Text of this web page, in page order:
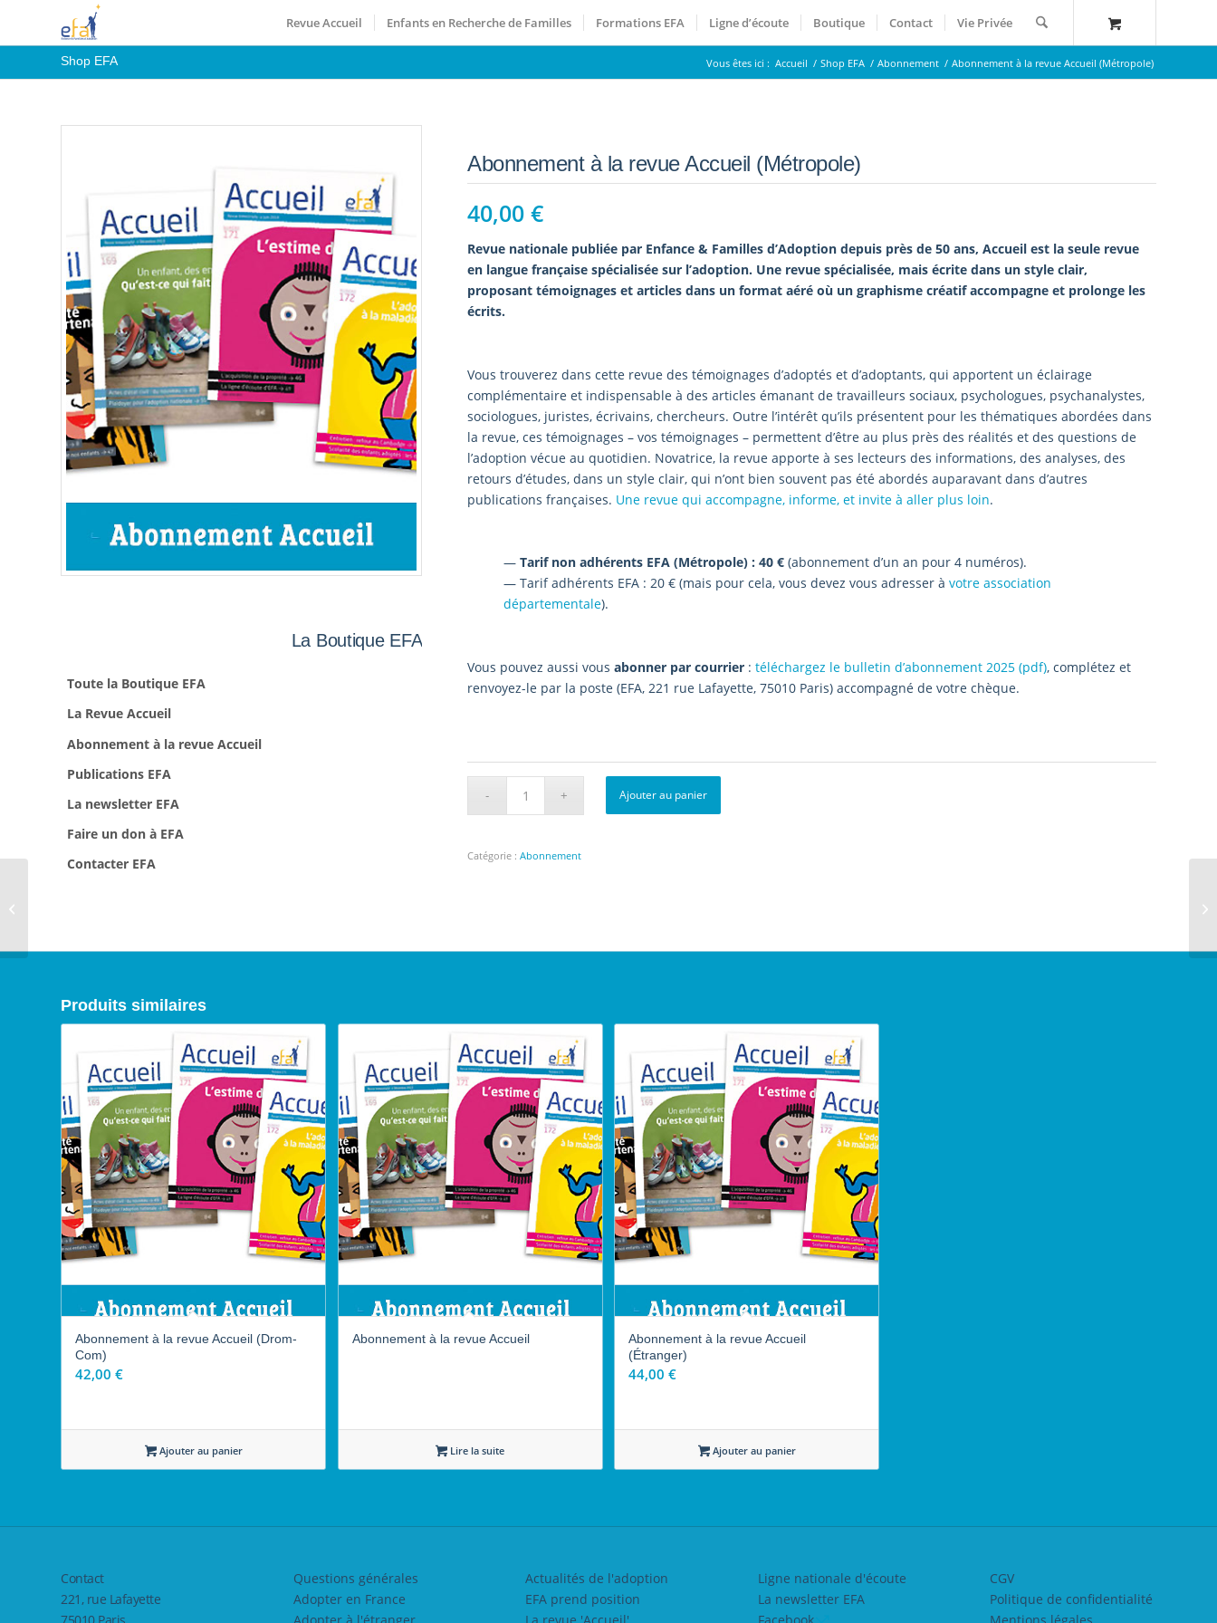
Revue Accueil Enfants en Recherche de Familles Formations EFA Ligne d’écoute Boutique Contact Vie Privée
Shop EFA Vous êtes ici : Accueil / Shop EFA / Abonnement / Abonnement à la revue Accueil (Métropole)
La Boutique EFA
Toute la Boutique EFA
La Revue Accueil
Abonnement à la revue Accueil
Publications EFA
La newsletter EFA
Faire un don à EFA
Contacter EFA
Abonnement à la revue Accueil (Métropole)
40,00€
Revue nationale publiée par Enfance & Familles d’Adoption depuis près de 50 ans, Accueil est la seule revue
en langue française spécialisée sur l’adoption. Une revue spécialisée, mais écrite dans un style clair,
proposant témoignages et articles dans un format aéré où un graphisme créatif accompagne et prolonge les
écrits.
Vous trouverez dans cette revue des témoignages d’adoptés et d’adoptants, qui apportent un éclairage
complémentaire et indispensable à des articles émanant de travailleurs sociaux, psychologues, psychanalystes,
sociologues, juristes, écrivains, chercheurs. Outre l’intérêt qu’ils présentent pour les thématiques abordées dans
la revue, ces témoignages – vos témoignages – permettent d’être au plus près des réalités et des questions de
l’adoption vécue au quotidien. Novatrice, la revue apporte à ses lecteurs des informations, des analyses, des
retours d’études, dans un style clair, qui n’ont bien souvent pas été abordés auparavant dans d’autres
publications françaises. Une revue qui accompagne, informe, et invite à aller plus loin.
—Tarif non adhérents EFA (Métropole) : 40 € (abonnement d’un an pour 4 numéros).
— Tarif adhérents EFA : 20 € (mais pour cela, vous devez vous adresser àvotre association
départementale).
Vous pouvez aussi vousabonner par courrier :téléchargez le bulletin d’abonnement 2025 (pdf), complétez et
renvoyez-le par la poste (EFA, 221 rue Lafayette, 75010 Paris) accompagné de votre chèque.
Ajouter au panier
Catégorie :Abonnement
Produits similaires
Abonnement à la revue Accueil (Drom-
Com)
42,00 €
Ajouter au panier
Abonnement à la revue Accueil
Lire la suite
Abonnement à la revue Accueil
(Étranger)
44,00€
Ajouter au panier
Contact
221, rue Lafayette
Questions générales
Adopter en France
Actualités de l'adoption
EFA prend position
Ligne nationale d'écoute
La newsletter EFA
CGV
Politique de confidentialité